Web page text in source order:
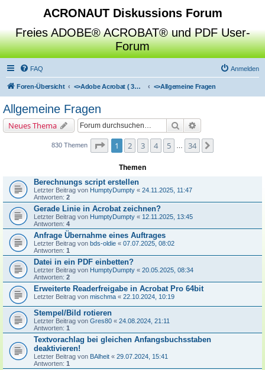
ACRONAUT Diskussions Forum
Freies ADOBE® ACROBAT® und PDF User-
Forum
FAQ Anmelden
Foren-Übersicht <>Adobe Acrobat ( 3D / Professional / Standard / Reader / Distiller ) <>Allgemeine Fragen
Allgemeine Fragen
Neues Thema Suche
830 Themen Seite von
1 2 3 4 5 34
Themen
Berechnungs script erstellen
Letzter Beitrag von HumptyDumpty « 24.11.2025, 11:47
Antworten: 2
Gerade Linie in Acrobat zeichnen?
Letzter Beitrag von HumptyDumpty « 12.11.2025, 13:45
Antworten: 4
Anfrage Übernahme eines Auftrages
Letzter Beitrag von bds-oldie « 07.07.2025, 08:02
Antworten: 1
Datei in ein PDF einbetten?
Letzter Beitrag von HumptyDumpty « 20.05.2025, 08:34
Antworten: 2
Erweiterte Readerfreigabe in Acrobat Pro 64bit
Letzter Beitrag von mischma « 22.10.2024, 10:19
Stempel/Bild rotieren
Letzter Beitrag von Gres80 « 24.08.2024, 21:11
Antworten: 1
Textvorachlag bei gleichen Anfangsbuchsstaben
deaktivieren!
Letzter Beitrag von BAlheit « 29.07.2024, 15:41
Antworten: 1